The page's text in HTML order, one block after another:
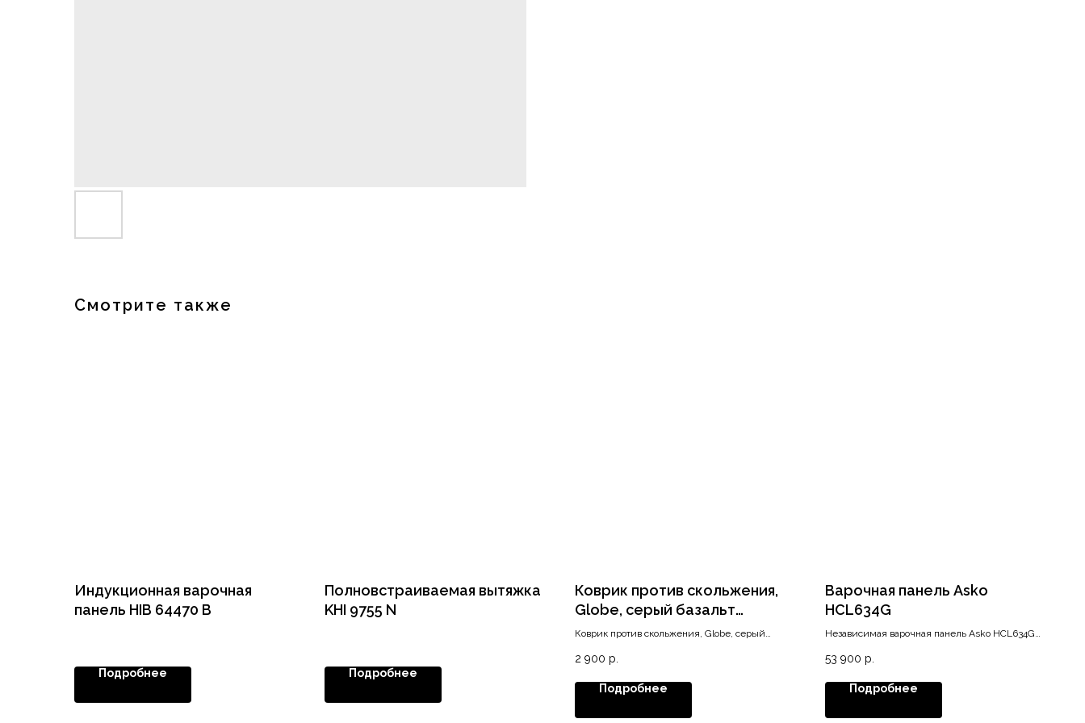
Смотрите также
Индукционная варочная
панель HIB 64470 B
Подробнее
Полновстраиваемая вытяжка
KHI 9755 N
Подробнее
Коврик против скольжения,
Globe, серый базальт
(ширина 474 мм.)
Коврик против скольжения, Globe, серый
2 900 р.
Подробнее
Варочная панель Asko
HCL634G
Независимая варочная панель Asko HCL634G
Для контроля времени приготовления
автоматикой отключения.
53 900 р.
Подробнее